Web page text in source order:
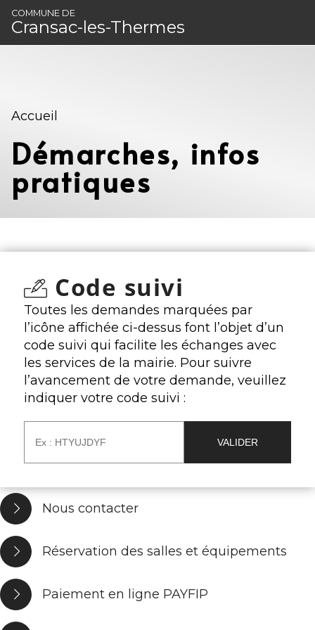
Panneau de gestion des cookies
COMMUNE DE
Cransac-les-Thermes
Accueil
Démarches, infos
pratiques
Code suivi
Toutes les demandes marquées par
l’icône affichée ci-dessus font l’objet d’un
code suivi qui facilite les échanges avec
les services de la mairie. Pour suivre
l’avancement de votre demande, veuillez
indiquer votre code suivi :
Nous contacter
Réservation des salles et équipements
Paiement en ligne PAYFIP